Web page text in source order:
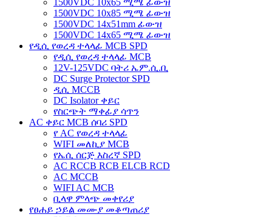
1500VDC 10x85 ሚሜ ፊውዝ
1500VDC 14x51mm ፊውዝ
1500VDC 14x65 ሚሜ ፊውዝ
የዲሲ የወረዳ ተላላፊ MCB SPD
የዲሲ የወረዳ ተላላፊ MCB
12V-125VDC ባትሪ ኤም.ሲ.ቢ
DC Surge Protector SPD
ዲሲ MCCB
DC Isolator ቀይር
የስርጭት ማቀፊያ ሳጥን
AC ቀይር MCB ሰባሪ SPD
የ AC የወረዳ ተላላፊ
WIFI መለኪያ MCB
የኤሲ ሰርጅ እስረኛ SPD
AC RCCB RCB ELCB RCD
AC MCCB
WIFI AC MCB
ቢላዋ ምላጭ መቀየሪያ
የፀሐይ ኃይል መሙያ መቆጣጠሪያ